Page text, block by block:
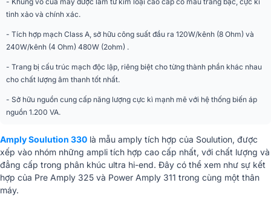
Kích thước
Trọng lượng 30kg
tinh xảo và chính xác.
- Tích hợp mạch Class A, sở hữu công suất đầu ra 120W/kênh (8 Ohm) và
240W/kênh (4 Ohm) 480W (2ohm) .
- Trang bị cấu trúc mạch độc lập, riêng biệt cho từng thành phần khác nhau
cho chất lượng âm thanh tốt nhất.
- Sở hữu nguồn cung cấp năng lượng cực kì mạnh mẽ với hệ thống biến áp
nguồn 1.200 VA.
Amply Soulution 330 là mẫu amply tích hợp của Soulution, được
xếp vào nhóm những ampli tích hợp cao cấp nhất, với chất lượng và
đẳng cấp trong phân khúc ultra hi-end. Đây có thể xem như sự kết
hợp của Pre Amply 325 và Power Amply 311 trong cùng một thân
máy.